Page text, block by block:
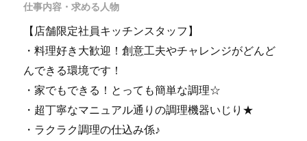
仕事内容・求める人物
【店舗限定社員キッチンスタッフ】
・料理好き大歓迎！創意工夫やチャレンジがどんど
んできる環境です！
・家でもできる！とっても簡単な調理☆
・超丁寧なマニュアル通りの調理機器いじり★
・ラクラク調理の仕込み係♪